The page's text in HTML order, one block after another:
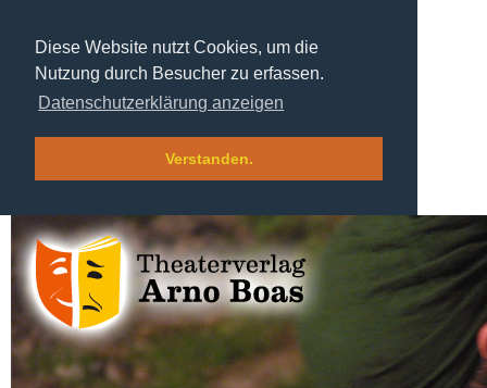
Diese Website nutzt Cookies, um die
Nutzung durch Besucher zu erfassen.
Datenschutzerklärung anzeigen
Verstanden.